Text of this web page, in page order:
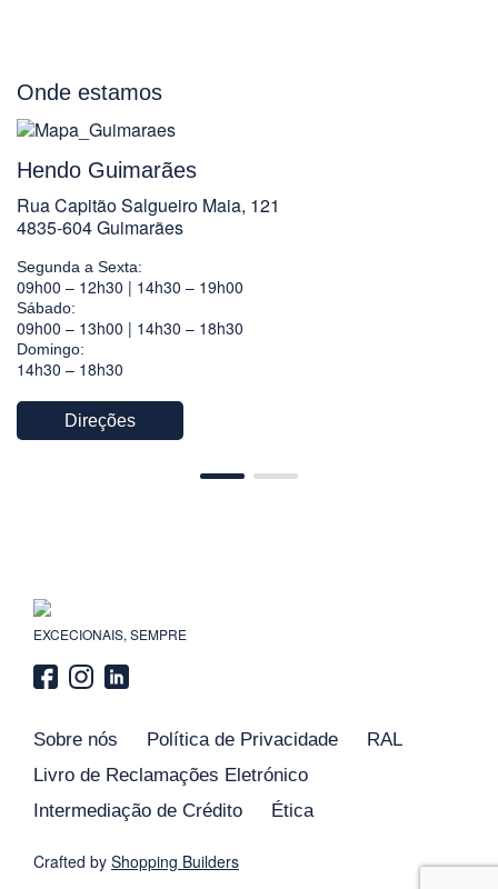
Onde estamos
Hendo Guimarães
Rua Capitão Salgueiro Maia, 121
4835-604 Guimarães
Segunda a Sexta:
09h00 – 12h30 | 14h30 – 19h00
Sábado:
09h00 – 13h00 | 14h30 – 18h30
Domingo:
14h30 – 18h30
Direções
EXCECIONAIS, SEMPRE
Sobre nós Política de Privacidade
RAL
Livro de Reclamações Eletrónico
Intermediação de Crédito
Ética
Crafted by Shopping Builders